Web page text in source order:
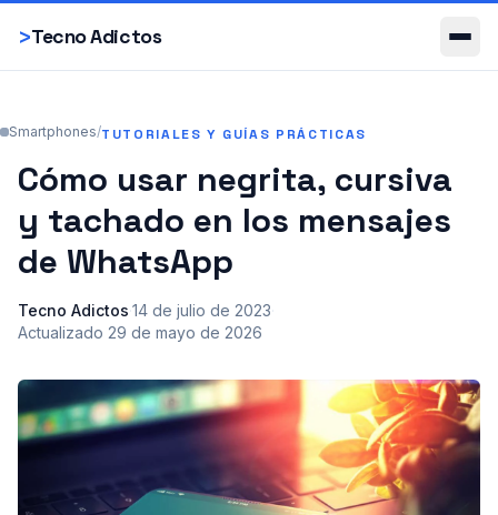
>Tecno Adictos
Smartphones
Smartphones/TUTORIALES Y GUÍAS PRÁCTICAS
Cómo usar negrita, cursiva
y tachado en los mensajes
de WhatsApp
Tecno Adictos·14 de julio de 2023·
Actualizado 29 de mayo de 2026